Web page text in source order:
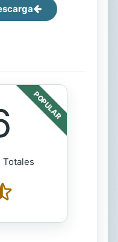
POPULAR
Totales